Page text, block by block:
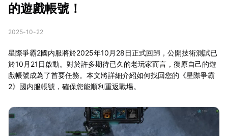
的遊戲帳號！
2025-10-22
星際爭霸2國内服將於2025年10月28日正式回歸，公開技術測試已
於10月21日啟動。對於許多期待已久的老玩家而言，復原自己的遊
戲帳號成為了首要任務。本文將詳細介紹如何找回您的《星際爭霸
2》國内服帳號，確保您能順利重返戰場。